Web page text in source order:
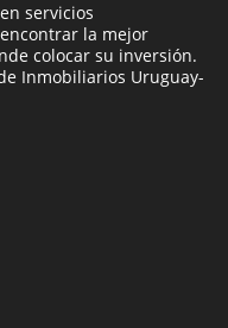
servicios
la mejor
colocar su inversión.
Inmobiliarios Uruguay-